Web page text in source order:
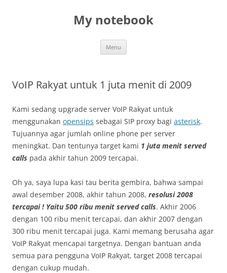
My notebook
Menu
VoIP Rakyat untuk 1 juta menit di 2009
Kami sedang upgrade server VoIP Rakyat untuk
menggunakan opensips sebagai SIP proxy bagi asterisk.
Tujuannya agar jumlah online phone per server
meningkat. Dan tentunya target kami 1 juta menit served
calls pada akhir tahun 2009 tercapai.
Oh ya, saya lupa kasi tau berita gembira, bahwa sampai
awal desember 2008, akhir tahun 2008, resolusi 2008
tercapai ! Yaitu 500 ribu menit served calls. Akhir 2006
dengan 100 ribu menit tercapai, dan akhir 2007 dengan
300 ribu menit tercapai juga. Kami memang berusaha agar
VoIP Rakyat mencapai targetnya. Dengan bantuan anda
semua para pengguna VoIP Rakyat, target 2008 tercapai
dengan cukup mudah.